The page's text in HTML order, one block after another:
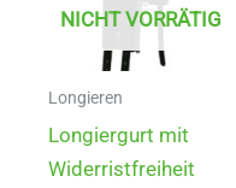
NICHT VORRÄTIG
Longieren
Longiergurt mit
Widerristfreiheit